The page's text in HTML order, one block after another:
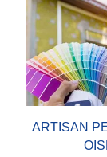
ARTISAN